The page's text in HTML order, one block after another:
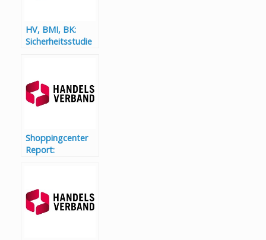
HV, BMI, BK:
Sicherheitsstudie
Kriminalität in den
Geschäften
Shoppingcenter
Report:
Kräfte